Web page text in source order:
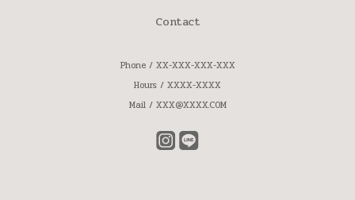
Contact
Phone / XX-XXX-XXX-XXX
Hours / XXXX-XXXX
Mail / XXX@XXXX.COM